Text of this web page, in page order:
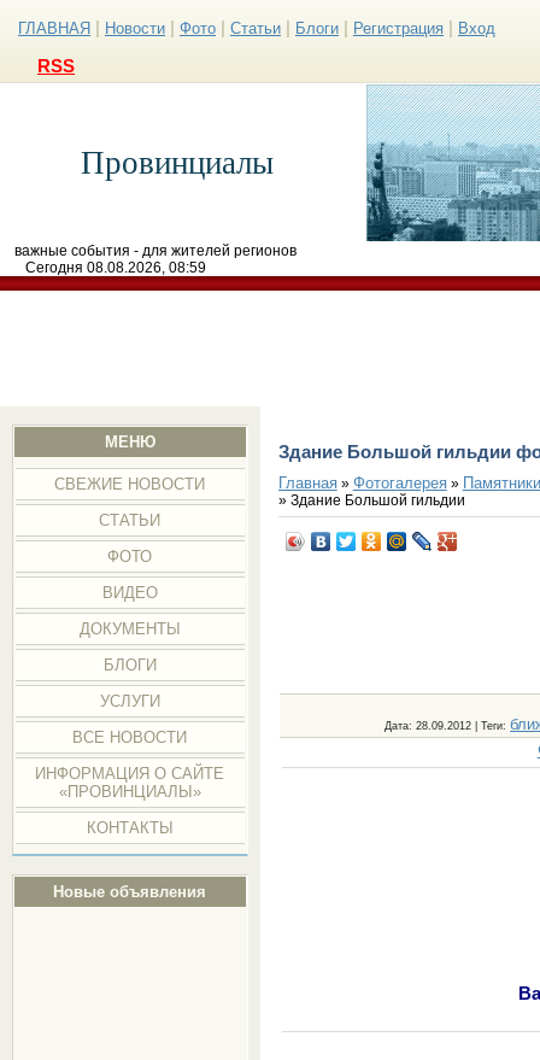
ГЛАВНАЯ Новости Фото Статьи Блоги Регистрация Вход
RSS
Провинциалы
важные события - для жителей регионов
Сегодня 08.08.2026, 08:59
МЕНЮ
СВЕЖИЕ НОВОСТИ
СТАТЬИ
ФОТО
ВИДЕО
ДОКУМЕНТЫ
БЛОГИ
УСЛУГИ
ВСЕ НОВОСТИ
ИНФОРМАЦИЯ О САЙТЕ
«ПРОВИНЦИАЛЫ»
КОНТАКТЫ
Новые объявления
Здание Большой гильдии
Главная» Фотогалерея»
» Здание Большой гильдии
Дата: 28.09.2012 |Теги: